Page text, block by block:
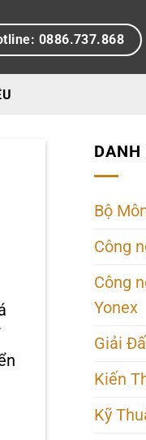
0886.737.868
Bộ
Công
Công
Yonex
Giải
Kiến
Kỹ